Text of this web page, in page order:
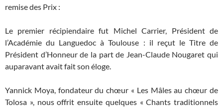
remise des Prix :
Le premier récipiendaire fut Michel Carrier, Président de
l’Académie du Languedoc à Toulouse : il reçut le Titre de
Président d’Honneur de la part de Jean-Claude Nougaret qui
auparavant avait fait son éloge.
Yannick Moya, fondateur du chœur « Les Mâles au chœur de
Tolosa », nous offrit ensuite quelques « Chants traditionnels